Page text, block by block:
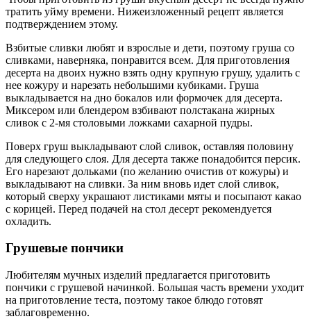
тратить уйму времени. Нижеизложенный рецепт является
подтверждением этому.
Взбитые сливки любят и взрослые и дети, поэтому груша со
сливками, наверняка, понравится всем. Для приготовления
десерта на двоих нужно взять одну крупную грушу, удалить с
нее кожуру и нарезать небольшими кубиками. Груша
выкладывается на дно бокалов или формочек для десерта.
Миксером или блендером взбивают полстакана жирных
сливок с 2-мя столовыми ложками сахарной пудры.
Поверх груш выкладывают слой сливок, оставляя половину
для следующего слоя. Для десерта также понадобится персик.
Его нарезают дольками (по желанию очистив от кожуры) и
выкладывают на сливки. За ним вновь идет слой сливок,
который сверху украшают листиками мяты и посыпают какао
с корицей. Перед подачей на стол десерт рекомендуется
охладить.
Грушевые пончики
Любителям мучных изделий предлагается приготовить
пончики с грушевой начинкой. Большая часть времени уходит
на приготовление теста, поэтому такое блюдо готовят
заблаговременно.